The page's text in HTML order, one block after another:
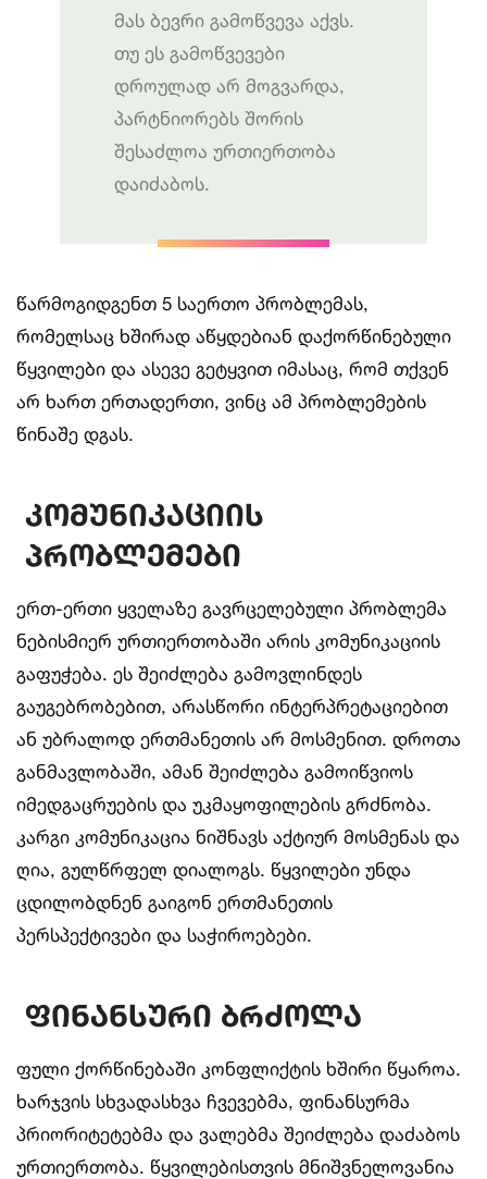
მას ბევრი გამოწვევა აქვს.
თუ ეს გამოწვევები
დროულად არ მოგვარდა,
პარტნიორებს შორის
შესაძლოა ურთიერთობა
დაიძაბოს.
წარმოგიდგენთ 5 საერთო პრობლემას,
რომელსაც ხშირად აწყდებიან დაქორწინებული
წყვილები და ასევე გეტყვით იმასაც, რომ თქვენ
არ ხართ ერთადერთი, ვინც ამ პრობლემების
წინაშე დგას.
კომუნიკაციის
პრობლემები
ერთ-ერთი ყველაზე გავრცელებული პრობლემა
ნებისმიერ ურთიერთობაში არის კომუნიკაციის
გაფუჭება. ეს შეიძლება გამოვლინდეს
გაუგებრობებით, არასწორი ინტერპრეტაციებით
ან უბრალოდ ერთმანეთის არ მოსმენით. დროთა
განმავლობაში, ამან შეიძლება გამოიწვიოს
იმედგაცრუების და უკმაყოფილების გრძნობა.
კარგი კომუნიკაცია ნიშნავს აქტიურ მოსმენას და
ღია, გულწრფელ დიალოგს. წყვილები უნდა
ცდილობდნენ გაიგონ ერთმანეთის
პერსპექტივები და საჭიროებები.
ფინანსური ბრძოლა
ფული ქორწინებაში კონფლიქტის ხშირი წყაროა.
ხარჯვის სხვადასხვა ჩვევებმა, ფინანსურმა
პრიორიტეტებმა და ვალებმა შეიძლება დაძაბოს
ურთიერთობა. წყვილებისთვის მნიშვნელოვანია